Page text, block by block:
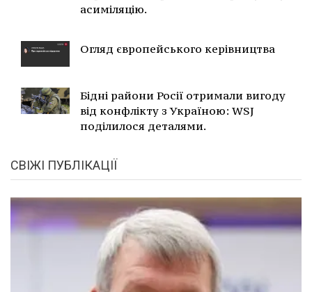
асиміляцію.
Огляд європейського керівництва
Бідні райони Росії отримали вигоду
від конфлікту з Україною: WSJ
поділилося деталями.
СВІЖІ ПУБЛІКАЦІЇ